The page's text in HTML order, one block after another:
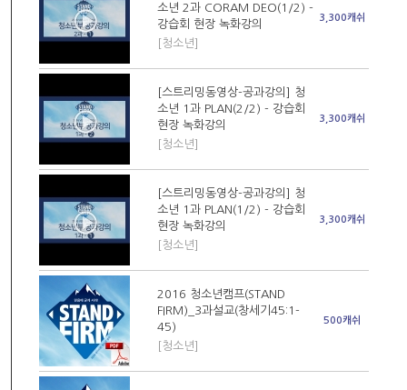
소년 2과 CORAM DEO(1/2) -
강습회 현장 녹화강의
[청소년]
3,300캐쉬
[스트리밍동영상-공과강의] 청
소년 1과 PLAN(2/2) - 강습회
현장 녹화강의
[청소년]
3,300캐쉬
[스트리밍동영상-공과강의] 청
소년 1과 PLAN(1/2) - 강습회
현장 녹화강의
[청소년]
3,300캐쉬
2016 청소년캠프(STAND
FIRM)_3과설교(창세기45:1-
45)
[청소년]
500캐쉬